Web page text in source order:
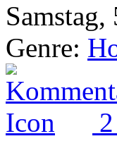
Genre: